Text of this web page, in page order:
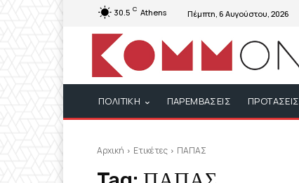
30.5 C Athens Πέμπτη, 6 Αυγούστου, 2026
ΠΟΛΙΤΙΚΗ ΠΑΡΕΜΒΑΣΕΙΣ ΠΡΟΤΑΣΕΙΣ
Αρχική Ετικέτες ΠΑΠΑΣ